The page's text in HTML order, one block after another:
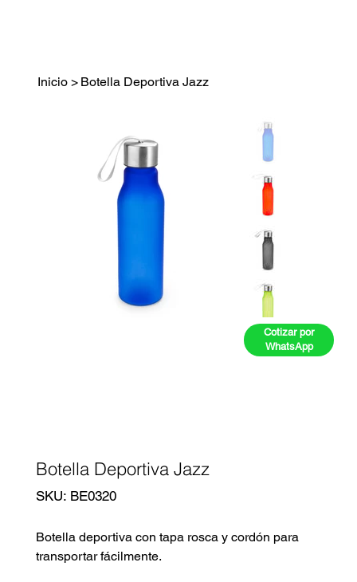
Inicio > Botella Deportiva Jazz
Botella Deportiva Jazz
SKU: SKU
BE0320
BE0320
Botella deportiva con tapa rosca y cordón para
transportar fácilmente.
Cotizar por
WhatsApp